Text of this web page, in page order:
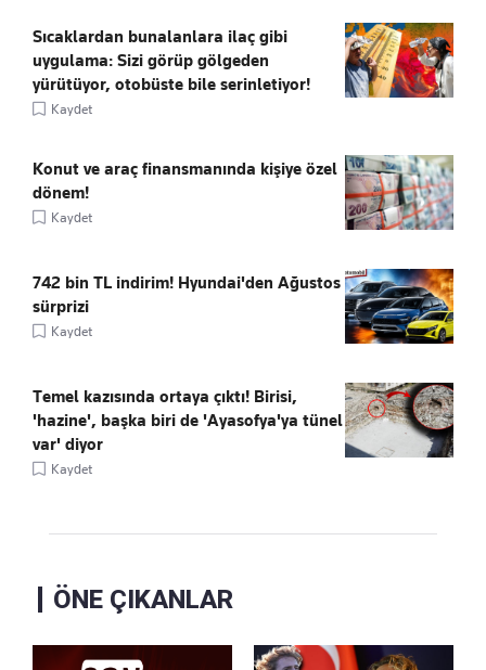
Sıcaklardan bunalanlara ilaç gibi
uygulama: Sizi görüp gölgeden
yürütüyor, otobüste bile serinletiyor!
Kaydet
Konut ve araç finansmanında kişiye özel
dönem!
Kaydet
742 bin TL indirim! Hyundai'den Ağustos
sürprizi
Kaydet
Temel kazısında ortaya çıktı! Birisi,
'hazine', başka biri de 'Ayasofya'ya tünel
var' diyor
Kaydet
ÖNE ÇIKANLAR